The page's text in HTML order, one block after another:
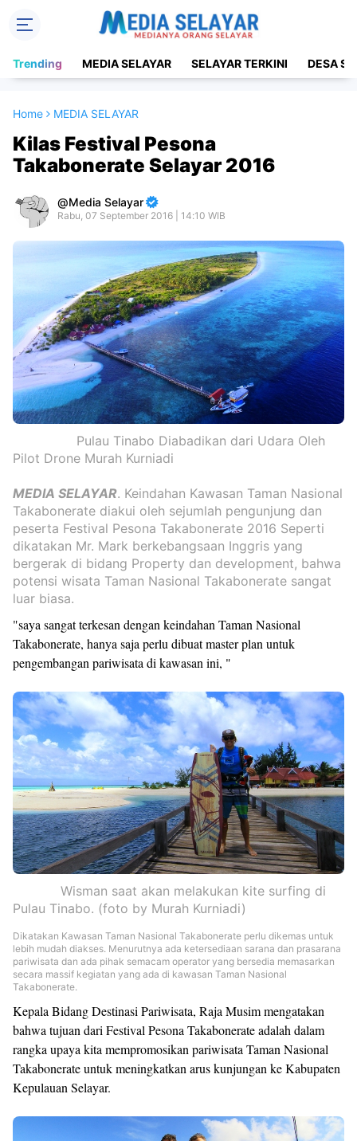
Trending MEDIA SELAYAR SELAYAR TERKINI DESA
Home MEDIA SELAYAR
Kilas Festival Pesona
Takabonerate Selayar 2016
Media Selayar
Rabu, 07 September 2016 | 14:10 WIB
Pulau Tinabo Diabadikan dari Udara Oleh
Pilot Drone Murah Kurniadi
MEDIA SELAYAR. Keindahan Kawasan Taman Nasional
Takabonerate diakui oleh sejumlah pengunjung dan
peserta Festival Pesona Takabonerate 2016 Seperti
dikatakan Mr. Mark berkebangsaan Inggris yang
bergerak di bidang Property dan development, bahwa
potensi wisata Taman Nasional Takabonerate sangat
luar biasa.
"saya sangat terkesan dengan keindahan Taman Nasional
Takabonerate, hanya saja perlu dibuat master plan untuk
pengembangan pariwisata di kawasan ini, "
Wisman saat akan melakukan kite surfing di
Pulau Tinabo. (foto by Murah Kurniadi)
Dikatakan Kawasan Taman Nasional Takabonerate perlu dikemas untuk
lebih mudah diakses. Menurutnya ada ketersediaan sarana dan prasarana
pariwisata dan ada pihak semacam operator yang bersedia memasarkan
secara massif kegiatan yang ada di kawasan Taman Nasional
Takabonerate.
Kepala Bidang Destinasi Pariwisata, Raja Musim mengatakan
bahwa tujuan dari Festival Pesona Takabonerate adalah dalam
rangka upaya kita mempromosikan pariwisata Taman Nasional
Takabonerate untuk meningkatkan arus kunjungan ke Kabupaten
Kepulauan Selayar.